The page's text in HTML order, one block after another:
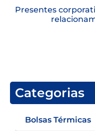
Presentes
Categorias
Bolsas Térmicas